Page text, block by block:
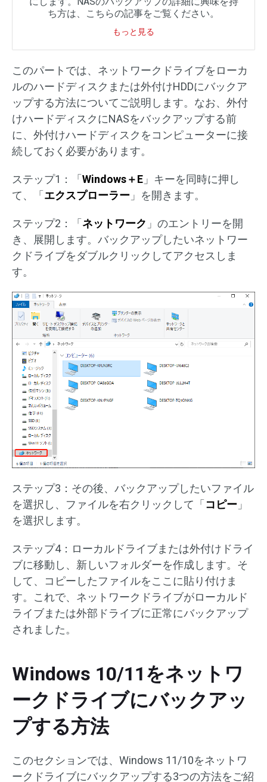
ち方は、こちらの記事をご覧ください。
もっと見る
このパートでは、ネットワークドライブをローカ
ルのハードディスクまたは外付けHDDにバックア
ップする方法についてご説明します。なお、外付
けハードディスクにNASをバックアップする前
に、外付けハードディスクをコンピューターに接
続しておく必要があります。
ステップ1：「 Windows＋E 」キーを同時に押し
て、「 エクスプローラー 」を開きます。
ステップ2：「 ネットワーク 」のエントリーを開
き、展開します。バックアップしたいネットワー
クドライブをダブルクリックしてアクセスしま
す。
ステップ3：その後、バックアップしたいファイル
を選択し、ファイルを右クリックして「コピー 」
を選択します。
ステップ4：ローカルドライブまたは外付けドライ
ブに移動し、新しいフォルダーを作成します。そ
して、コピーしたファイルをここに貼り付けま
す。これで、ネットワークドライブがローカルド
ライブまたは外部ドライブに正常にバックアップ
されました。
Windows 10/11をネットワ
ークドライブにバックアッ
プする方法
このセクションでは、Windows 11/10をネットワ
ークドライブにバックアップする3つの方法をご紹